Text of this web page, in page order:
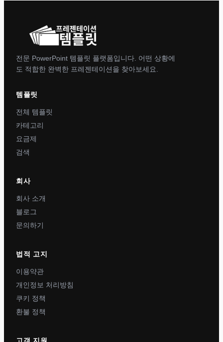
전문 PowerPoint 템플릿 플랫폼입니다. 어떤 상황에
도 적합한 완벽한 프레젠테이션을 찾아보세요.
템플릿
전체 템플릿
카테고리
요금제
검색
회사
회사 소개
블로그
문의하기
법적 고지
이용약관
개인정보 처리방침
쿠키 정책
환불 정책